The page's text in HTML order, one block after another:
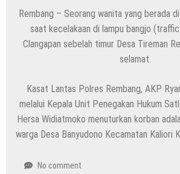
Rembang – Seorang wanita yang berada
saat kecelakaan di lampu bangjo
Clangapan sebelah timur Desa Tireman
selamat.
Kasat Lantas Polres Rembang, AKP
melalui Kepala Unit Penegakan Hukum
Hersa Widiatmoko menuturkan korban
warga Desa Banyudono Kecamatan Kaliori
No comment